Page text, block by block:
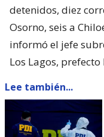
detenidos, diez
Osorno, seis a
informó el jefe
Los Lagos,
Lee también...